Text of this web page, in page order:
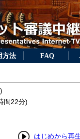
方法 FAQ
間22分)
はじめから再